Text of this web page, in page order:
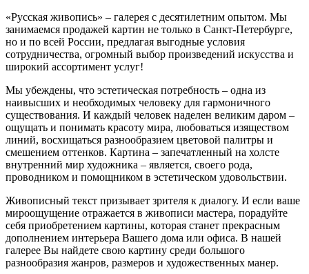
«Русская живопись» – галерея c десятилетним опытом. Мы
занимаемся продажей картин не только в Санкт-Петербурге,
но и по всей России, предлагая выгодные условия
сотрудничества, огромный выбор произведений искусства и
широкий ассортимент услуг!
Мы убеждены, что эстетическая потребность – одна из
наивысших и необходимых человеку для гармоничного
существования. И каждый человек наделен великим даром –
ощущать и понимать красоту мира, любоваться изяществом
линий, восхищаться разнообразием цветовой палитры и
смешением оттенков. Картина – запечатленный на холсте
внутренний мир художника – является, своего рода,
проводником и помощником в эстетическом удовольствии.
Живописный текст призывает зрителя к диалогу. И если ваше
мироощущение отражается в живописи мастера, порадуйте
себя приобретением картины, которая станет прекрасным
дополнением интерьера Вашего дома или офиса. В нашей
галерее Вы найдете свою картину среди большого
разнообразия жанров, размеров и художественных манер.